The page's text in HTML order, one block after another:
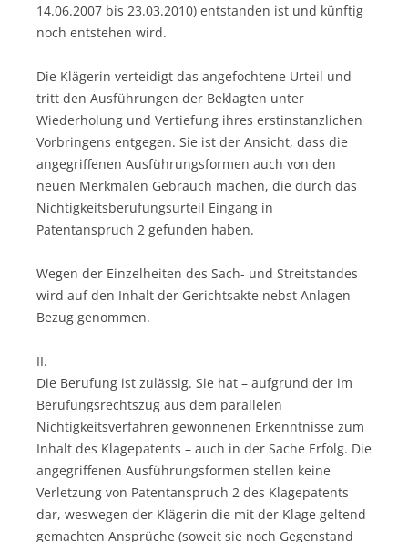
14.06.2007 bis 23.03.2010) entstanden ist und künftig
noch entstehen wird.
Die Klägerin verteidigt das angefochtene Urteil und
tritt den Ausführungen der Beklagten unter
Wiederholung und Vertiefung ihres erstinstanzlichen
Vorbringens entgegen. Sie ist der Ansicht, dass die
angegriffenen Ausführungsformen auch von den
neuen Merkmalen Gebrauch machen, die durch das
Nichtigkeitsberufungsurteil Eingang in
Patentanspruch 2 gefunden haben.
Wegen der Einzelheiten des Sach- und Streitstandes
wird auf den Inhalt der Gerichtsakte nebst Anlagen
Bezug genommen.
II.
Die Berufung ist zulässig. Sie hat – aufgrund der im
Berufungsrechtszug aus dem parallelen
Nichtigkeitsverfahren gewonnenen Erkenntnisse zum
Inhalt des Klagepatents – auch in der Sache Erfolg. Die
angegriffenen Ausführungsformen stellen keine
Verletzung von Patentanspruch 2 des Klagepatents
dar, weswegen der Klägerin die mit der Klage geltend
gemachten Ansprüche (soweit sie noch Gegenstand